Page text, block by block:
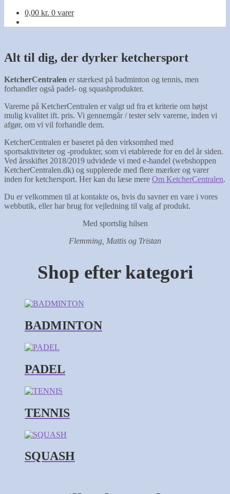
0,00 kr. 0 varer
Alt til dig, der dyrker ketchersport
KetcherCentralen er stærkest på badminton og tennis, men
forhandler også padel- og squashprodukter.
Varerne på KetcherCentralen er valgt ud fra et kriterie om højst
mulig kvalitet ift. pris. Vi gennemgår / tester selv varerne, inden vi
afgør, om vi vil forhandle dem.
KetcherCentralen er baseret på den virksomhed med
sportsaktiviteter og -produkter, som vi etablerede for en del år siden.
Ved årsskiftet 2018/2019 udvidede vi med e-handel (webshoppen
KetcherCentralen.dk) og supplerede med flere mærker og varer
inden for ketchersport. Her kan du læse mere Om KetcherCentralen.
Du er velkommen til at kontakte os, hvis du savner en vare i vores
webbutik, eller har brug for vejledning til valg af produkt.
Med sportslig hilsen
Flemming, Mattis og Tristan
Shop efter kategori
BADMINTON
PADEL
TENNIS
SQUASH